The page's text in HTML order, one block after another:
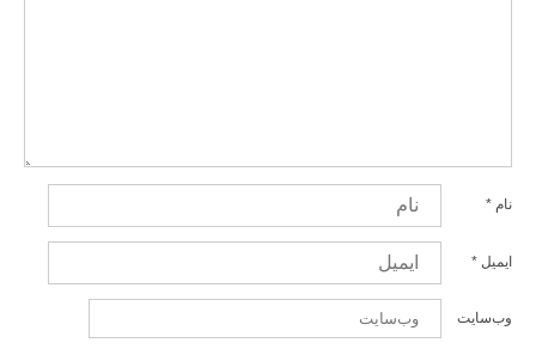
نام *
ایمیل *
وب‌سایت